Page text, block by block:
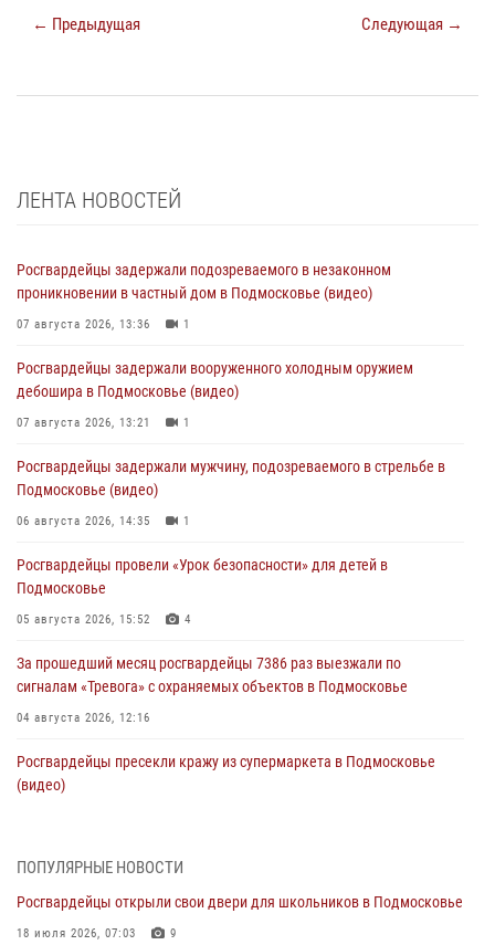
← Предыдущая Следующая →
ЛЕНТА НОВОСТЕЙ
Росгвардейцы задержали подозреваемого в незаконном
проникновении в частный дом в Подмосковье (видео)
07 августа 2026, 13:36 1
Росгвардейцы задержали вооруженного холодным оружием
дебошира в Подмосковье (видео)
07 августа 2026, 13:21 1
Росгвардейцы задержали мужчину, подозреваемого в стрельбе в
Подмосковье (видео)
06 августа 2026, 14:35 1
Росгвардейцы провели «Урок безопасности» для детей в
Подмосковье
05 августа 2026, 15:52 4
За прошедший месяц росгвардейцы 7386 раз выезжали по
сигналам «Тревога» с охраняемых объектов в Подмосковье
04 августа 2026, 12:16
Росгвардейцы пресекли кражу из супермаркета в Подмосковье
(видео)
Росгвардейцы пресекли кражу сантехники, совершённую
03 августа 2026, 14:57
ПОПУЛЯРНЫЕ НОВОСТИ
Росгвардейцы открыли свои двери для школьников в Подмосковье
18 июля 2026, 07:03 9